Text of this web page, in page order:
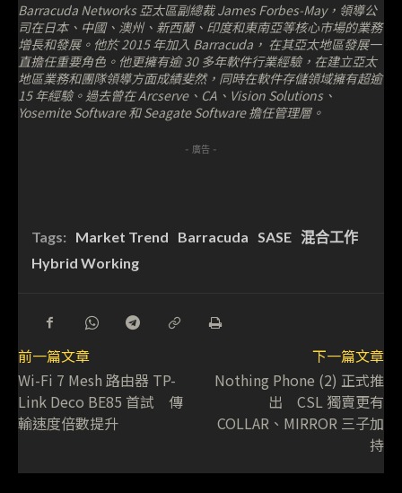
Barracuda Networks 亞太區副總裁 James Forbes-May，領導公
司在日本、中國、澳州、新西蘭、印度和東南亞等核心市場的業務
增長和發展。他於 2015 年加入 Barracuda， 在其亞太地區發展一
直擔任重要角色。他更擁有逾 30 多年軟件行業經驗，在建立亞太
地區業務和團隊領導方面成績斐然，同時在軟件存儲領域擁有超逾
15 年經驗。過去曾在 Arcserve、CA、Vision Solutions、
Yosemite Software 和 Seagate Software 擔任管理層。
- 廣告 -
Tags: Market Trend Barracuda SASE 混合工作
Hybrid Working
前一篇文章
Wi-Fi 7 Mesh 路由器 TP-
Link Deco BE85 首試 傳
輸速度倍數提升
下一篇文章
Nothing Phone (2) 正式推
出 CSL 獨賣更有
COLLAR、MIRROR 三子加
持